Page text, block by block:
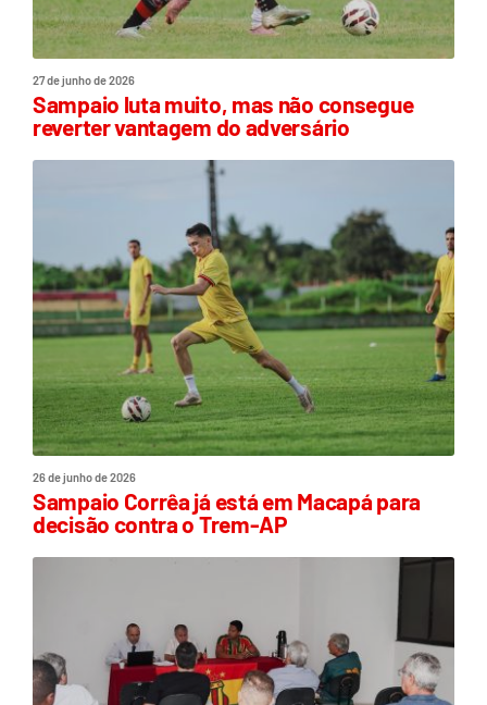
27 de junho de 2026
Sampaio luta muito, mas não consegue
reverter vantagem do adversário
26 de junho de 2026
Sampaio Corrêa já está em Macapá para
decisão contra o Trem-AP